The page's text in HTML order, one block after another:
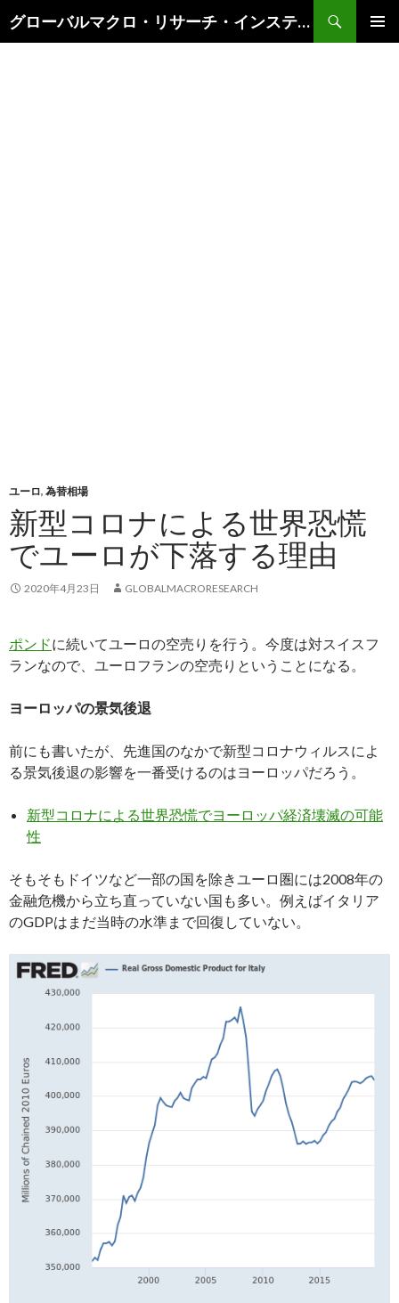
グローバルマクロ・リサーチ・インスティテュート
索
ユーロ, 為替相場
新型コロナによる世界恐慌
でユーロが下落する理由
2020年4月23日 GLOBALMACRORESEARCH
ポンドに続いてユーロの空売りを行う。今度は対スイスフ
ランなので、ユーロフランの空売りということになる。
ヨーロッパの景気後退
前にも書いたが、先進国のなかで新型コロナウィルスによ
る景気後退の影響を一番受けるのはヨーロッパだろう。
新型コロナによる世界恐慌でヨーロッパ経済壊滅の可能
性
そもそもドイツなど一部の国を除きユーロ圏には2008年の
金融危機から立ち直っていない国も多い。例えばイタリア
のGDPはまだ当時の水準まで回復していない。